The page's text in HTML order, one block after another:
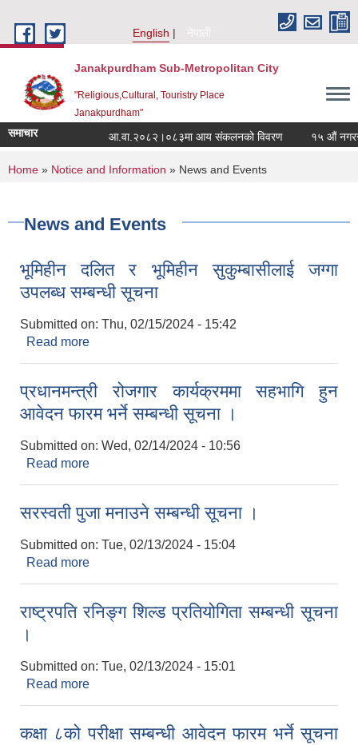
English
नेपाली
Janakpurdham Sub-Metropolitan City
"Religious,Cultural, Touristry Place
Janakpurdham"
समाचार आ.वा.२०८२।०८३मा आय संकलनको विवरण १५ औं
You are here
Home » Notice and Information » News and Events
News and Events
भूमिहीन दलित र भूमिहीन सुकुम्बासीलाई जग्गा
उपलब्ध सम्बन्धी सूचना
Submitted on: Thu, 02/15/2024 - 15:42
Read more
प्रधानमन्त्री रोजगार कार्यक्रममा सहभागि हुन
आवेदन फारम भर्ने सम्बन्धी सूचना ।
Submitted on: Wed, 02/14/2024 - 10:56
Read more
सरस्वती पुजा मनाउने सम्बन्धी सूचना ।
Submitted on: Tue, 02/13/2024 - 15:04
Read more
राष्ट्रपति रनिङ्ग शिल्ड प्रतियोगिता सम्बन्धी सूचना
।
Submitted on: Tue, 02/13/2024 - 15:01
Read more
कक्षा ८को परीक्षा सम्बन्धी आवेदन फारम भर्ने सूचना